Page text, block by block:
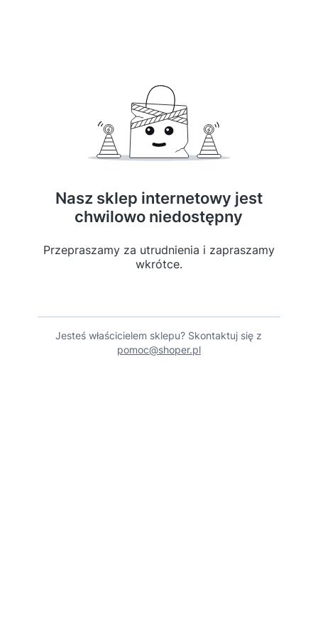
Nasz sklep internetowy jest
chwilowo niedostępny
Przepraszamy za utrudnienia i zapraszamy
wkrótce.
Jesteś właścicielem sklepu? Skontaktuj się z
pomoc@shoper.pl